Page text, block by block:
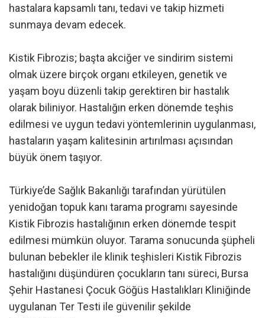
hastalara kapsamlı tanı, tedavi ve takip hizmeti
sunmaya devam edecek.
Kistik Fibrozis; başta akciğer ve sindirim sistemi
olmak üzere birçok organı etkileyen, genetik ve
yaşam boyu düzenli takip gerektiren bir hastalık
olarak biliniyor. Hastalığın erken dönemde teşhis
edilmesi ve uygun tedavi yöntemlerinin uygulanması,
hastaların yaşam kalitesinin artırılması açısından
büyük önem taşıyor.
Türkiye’de Sağlık Bakanlığı tarafından yürütülen
yenidoğan topuk kanı tarama programı sayesinde
Kistik Fibrozis hastalığının erken dönemde tespit
edilmesi mümkün oluyor. Tarama sonucunda şüpheli
bulunan bebekler ile klinik teşhisleri Kistik Fibrozis
hastalığını düşündüren çocukların tanı süreci, Bursa
Şehir Hastanesi Çocuk Göğüs Hastalıkları Kliniğinde
uygulanan Ter Testi ile güvenilir şekilde